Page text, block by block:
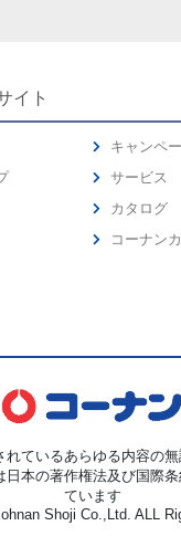
イト
キャンペ
サービス
カタログ
コーナン
れているあらゆる内容の
日本の著作権法及び国際
ています
Shoji Co.,Ltd. ALL